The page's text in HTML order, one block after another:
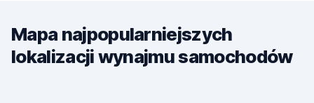
Mapa najpopularniejszych
lokalizacji wynajmu samochodów